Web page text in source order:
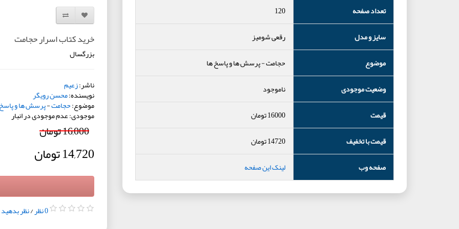
تعداد صفحه
120
سایز و مدل
رقعی شومیز
موضوع
حجامت-پرسش ها و پاسخ ها
وضعیت موجودی
ناموجود
قیمت
16000تومان
قیمت با تخفیف
14720تومان
صفحه وب
لینک این صفحه
افزودن به لیست دلخواه
مقایسه این محصول
خرید کتاب اسرار حجامت
بزرگسال
ناشر:زعیم
نویسنده:محسن رویگر
موضوع:حجامت-پرسش ها و
موجودی: عدم موجودی در انبار
16,000 تومان
14,720 تومان
0 نظر /نظر بدهید